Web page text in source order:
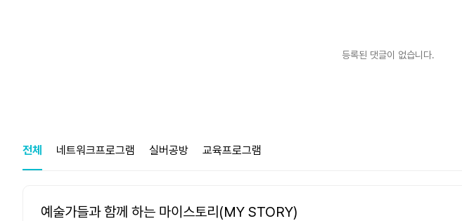
등록된 댓글이 없습니다.
전체 네트워크프로그램 실버공방 교육프로그램
예술가들과 함께 하는 마이스토리(MY STORY)